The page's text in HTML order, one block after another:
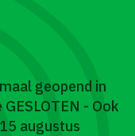
geopend in
- Ook
augustus